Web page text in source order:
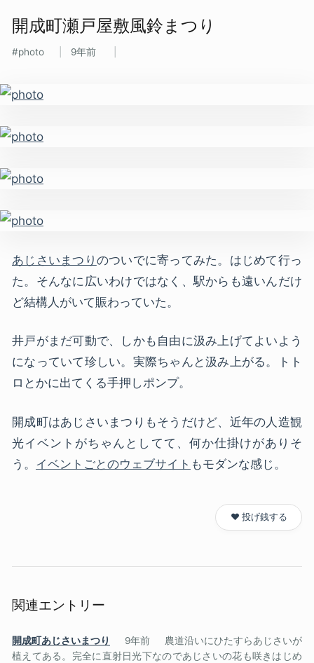
開成町瀬戸屋敷風鈴まつり
photo 9年前
あじさいまつり のついでに寄ってみた。はじめて行っ
た。そんなに広いわけではなく、駅からも遠いんだけ
ど結構人がいて賑わっていた。
井戸がまだ可動で、しかも自由に汲み上げてよいよう
になっていて珍しい。実際ちゃんと汲み上がる。トト
ロとかに出てくる手押しポンプ。
開成町はあじさいまつりもそうだけど、近年の人造観
光イベントがちゃんとしてて、何か仕掛けがありそ
う。 イベントごとのウェブサイト もモダンな感じ。
❤️ 投げ銭する
関連エントリー
開成町あじさいまつり 9年前
農道沿いにひたすらあじさいが
植えてある。完全に直射日光下なのであじさいの花も咲きはじめ